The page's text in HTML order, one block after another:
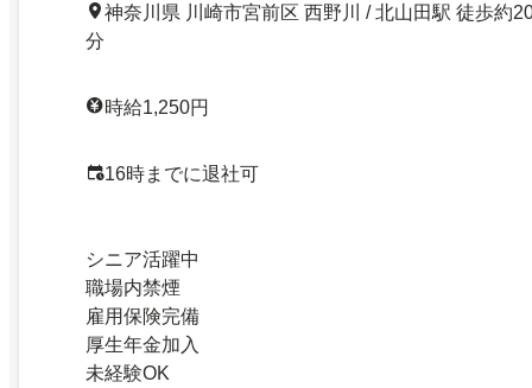
神奈川県 川崎市宮前区 西野川 / 北山田駅 徒歩約
分
時給1,250円
16時までに退社可
シニア活躍中
職場内禁煙
雇用保険完備
厚生年金加入
未経験OK